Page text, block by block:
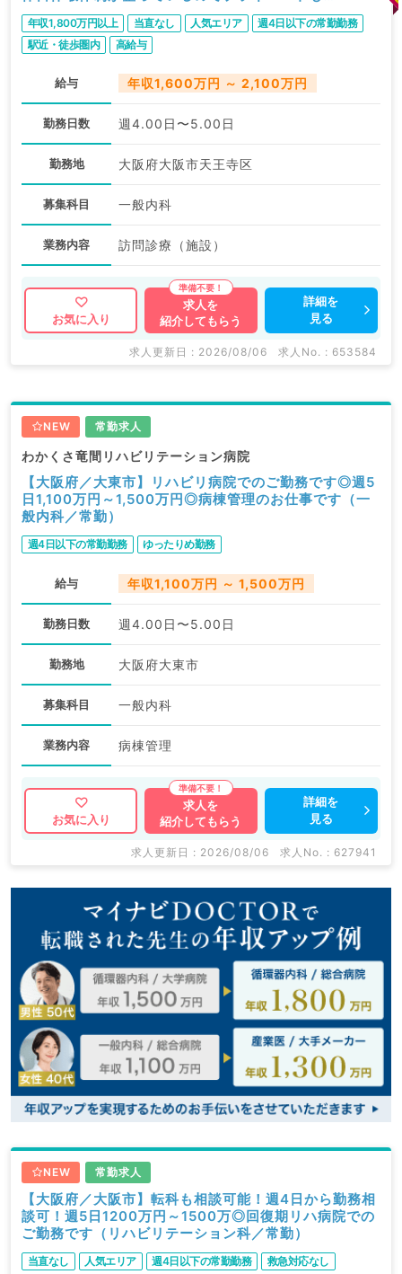
実◎（一般内科／常勤）
年収1,800万円以上 当直なし 人気エリア
週4日以下の常勤勤務
駅近・徒歩圏内
高給与
給与 年収1,600万円 ～ 2,100万円
勤務日数 週4.00日〜5.00日
勤務地 大阪府大阪市天王寺区
募集科目 一般内科
業務内容 訪問診療（施設）
お気に入り
求人を
紹介してもらう
詳細を
見る
求人更新日 : 2026/08/06 求人No. : 653584
NEW 常勤求人
わかくさ竜間リハビリテーション病院
【大阪府／大東市】リハビリ病院でのご勤務です◎週5
日1,100万円～1,500万円◎病棟管理のお仕事です（一
般内科／常勤）
週4日以下の常勤勤務 ゆったりめ勤務
給与 年収1,100万円 ～ 1,500万円
勤務日数 週4.00日〜5.00日
勤務地 大阪府大東市
募集科目 一般内科
業務内容 病棟管理
お気に入り
求人を
紹介してもらう
詳細を
見る
求人更新日 : 2026/08/06 求人No. : 627941
NEW 常勤求人
【大阪府／大阪市】転科も相談可能！週4日から勤務相
談可！週5日1200万円～1500万◎回復期リハ病院での
ご勤務です（リハビリテーション科／常勤）
当直なし 人気エリア 週4日以下の常勤勤務
救急対応なし